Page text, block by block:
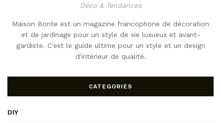
Déco & Tendances
Maison Bonte est un magazine francophone de décoration
et de jardinage pour un style de vie luxueux et avant-
gardiste. C'est le guide ultime pour un style et un design
d'intérieur de qualité.
CATEGORIES
DIY